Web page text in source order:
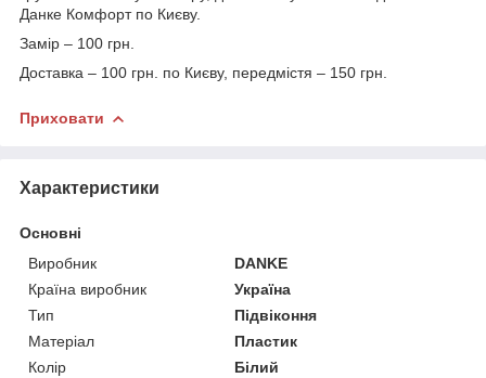
Данке Комфорт по Києву.
Замір – 100 грн.
Доставка – 100 грн. по Києву, передмістя – 150 грн.
Приховати
Характеристики
Основні
Виробник
DANKE
Країна виробник
Україна
Тип
Підвіконня
Матеріал
Пластик
Колір
Білий